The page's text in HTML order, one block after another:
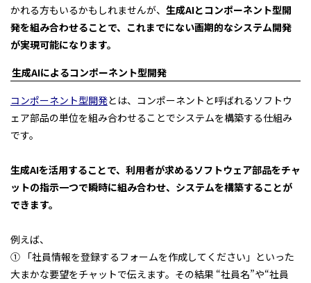
かれる方もいるかもしれませんが、 生成AIとコンポーネント型開
発を組み合わせることで、これまでにない画期的なシステム開発
が実現可能になります。
生成AIによるコンポーネント型開発
コンポーネント型開発とは、コンポーネントと呼ばれるソフトウ
ェア部品の単位を組み合わせることでシステムを構築する仕組み
です。
生成AIを活用することで、利用者が求めるソフトウェア部品をチャ
ットの指示一つで瞬時に組み合わせ、システムを構築することが
できます。
例えば、
① 「社員情報を登録するフォームを作成してください」といった
大まかな要望をチャットで伝えます。その結果 “社員名”や“社員